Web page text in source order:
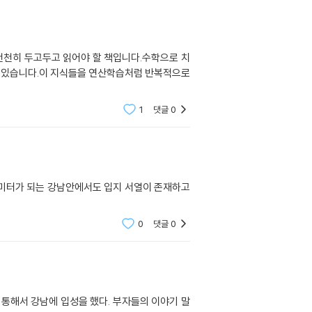
히 두고두고 읽어야 할 책입니다.수학으로 치
습니다.이 지식들을 연산학습처럼 반복적으로
1 댓글0
가 되는 강남안에서도 입지 서열이 존재하고
0 댓글0
해서 강남에 입성을 했다. 부자들의 이야기 말